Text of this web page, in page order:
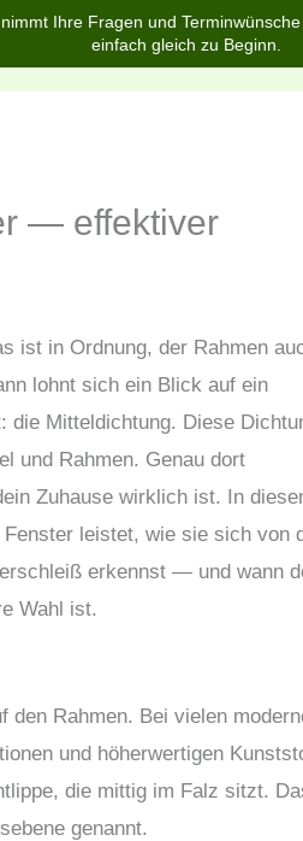
Ihre Fragen und
einfach gleich zu Beginn.
— effektiver
ist in Ordnung, der Rahmen
lohnt sich ein Blick auf ein
die Mitteldichtung. Diese
und Rahmen. Genau dort
Zuhause wirklich ist. In
leistet, wie sie sich von
erkennst — und wann
Wahl ist.
den Rahmen. Bei vielen
und höherwertigen
die mittig im Falz sitzt.
genannt.